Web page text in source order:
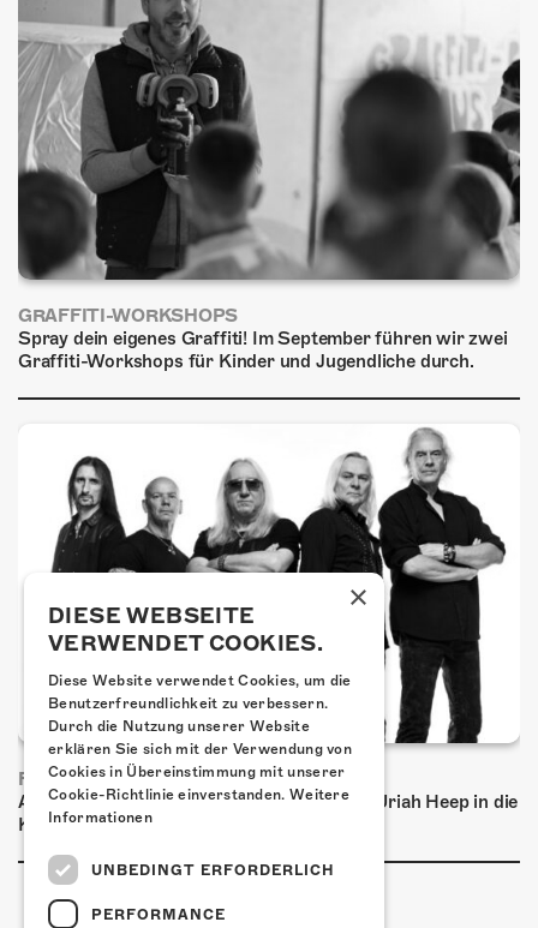
MITMACHEN
GRAFFITI-WORKSHOPS
Spray dein eigenes Graffiti! Im September führen wir zwei
Graffiti-Workshops für Kinder und Jugendliche durch.
FRISCH BESTÄTIGT: URIAH HEEP
Am Sonntag, 15. November 2026 kommen Uriah Heep in die
Kulturfabrik Kofmehl!
×
DIESE WEBSEITE
VERWENDET COOKIES.
Diese Website verwendet Cookies, um die
Benutzerfreundlichkeit zu verbessern.
Durch die Nutzung unserer Website
erklären Sie sich mit der Verwendung von
Cookies in Übereinstimmung mit unserer
Cookie-Richtlinie einverstanden. Weitere
Informationen
UNBEDINGT ERFORDERLICH
PERFORMANCE